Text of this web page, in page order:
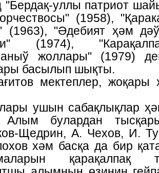
(1958),
(1963), "Әдебият ҳәм
(1974),
жоллары" (1979)
басылып шықты.
Алым булардан
Щедрин, А. Чехов, И.
хәм басқа да бир
қарақалпақ